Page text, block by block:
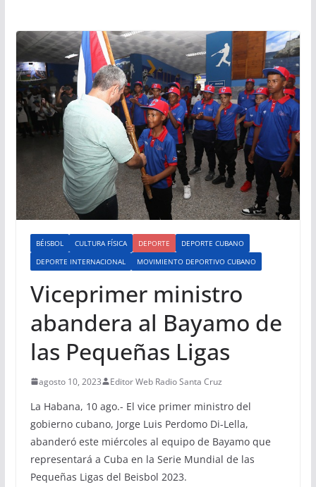
BÉISBOL CULTURA FÍSICA DEPORTE
DEPORTE CUBANO
DEPORTE INTERNACIONAL
MOVIMIENTO DEPORTIVO CUBANO
Viceprimer ministro
abandera al Bayamo de
las Pequeñas Ligas
agosto 10, 2023 Editor Web Radio Santa Cruz
La Habana, 10 ago.- El vice primer ministro del
gobierno cubano, Jorge Luis Perdomo Di-Lella,
abanderó este miércoles al equipo de Bayamo que
representará a Cuba en la Serie Mundial de las
Pequeñas Ligas del Beisbol 2023.